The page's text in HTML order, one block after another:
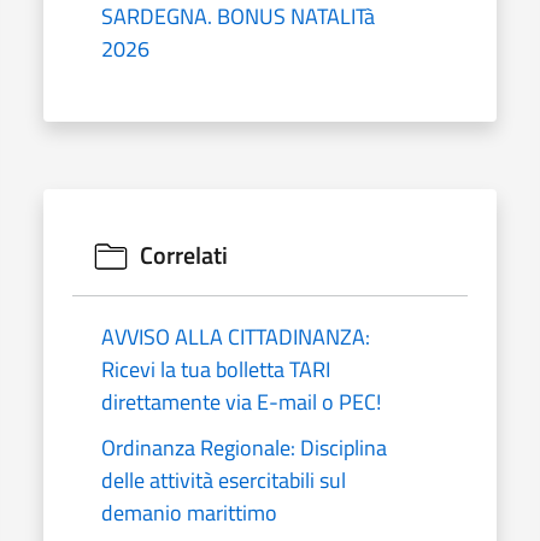
SARDEGNA. BONUS NATALITà
2026
Correlati
AVVISO ALLA CITTADINANZA:
Ricevi la tua bolletta TARI
direttamente via E-mail o PEC!
Ordinanza Regionale: Disciplina
delle attività esercitabili sul
demanio marittimo